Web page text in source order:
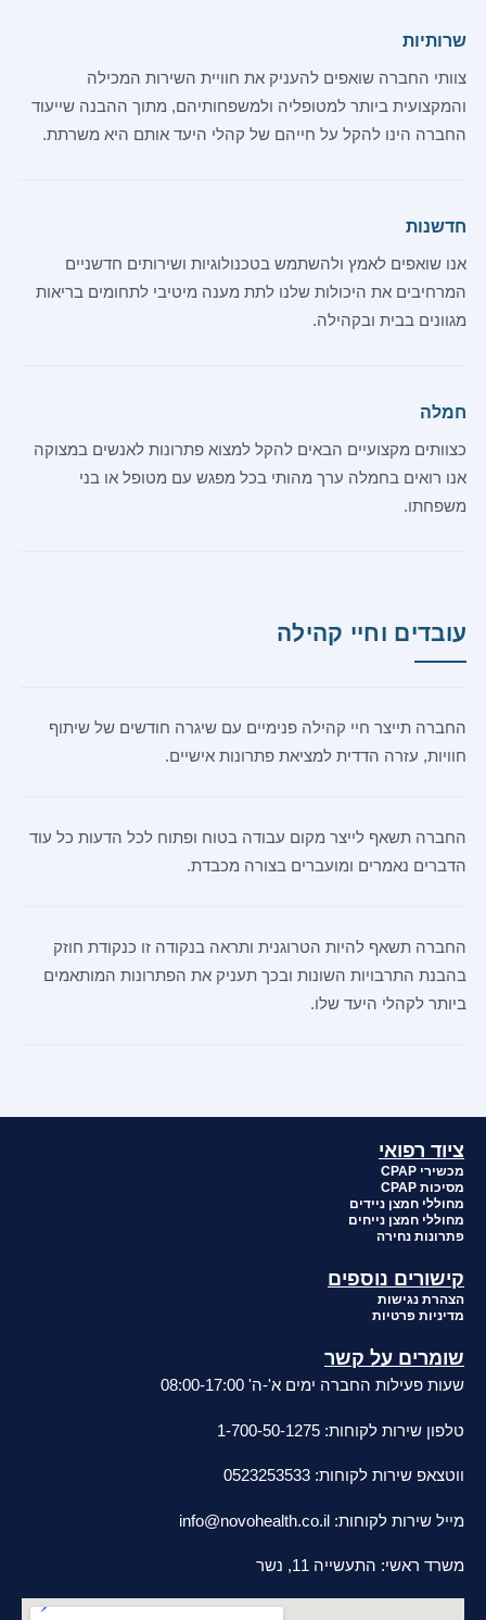
שרותיות
צוותי החברה שואפים להעניק את חוויית השירות המכילה
והמקצועית ביותר למטופליה ולמשפחותיהם, מתוך ההבנה שייעוד
החברה הינו להקל על חייהם של קהלי היעד אותם היא משרתת.
חדשנות
אנו שואפים לאמץ ולהשתמש בטכנולוגיות ושירותים חדשניים
המרחיבים את היכולות שלנו לתת מענה מיטיבי לתחומים בריאות
מגוונים בבית ובקהילה.
חמלה
כצוותים מקצועיים הבאים להקל למצוא פתרונות לאנשים במצוקה
אנו רואים בחמלה ערך מהותי בכל מפגש עם מטופל או בני
משפחתו.
עובדים וחיי קהילה
החברה תייצר חיי קהילה פנימיים עם שיגרה חודשים של שיתוף
חוויות, עזרה הדדית למציאת פתרונות אישיים.
החברה תשאף לייצר מקום עבודה בטוח ופתוח לכל הדעות כל עוד
הדברים נאמרים ומועברים בצורה מכבדת.
החברה תשאף להיות הטרוגנית ותראה בנקודה זו כנקודת חוזק
בהבנת התרבויות השונות ובכך תעניק את הפתרונות המותאמים
ביותר לקהלי היעד שלו.
ציוד רפואי
מכשירי CPAP
מסיכות CPAP
מחוללי חמצן ניידים
מחוללי חמצן נייחים
פתרונות נחירה
קישורים נוספים
הצהרת נגישות
מדיניות פרטיות
שומרים על קשר
שעות פעילות החברה ימים א'-ה' 08:00-17:00
טלפון שירות לקוחות: 1-700-50-1275
ווטצאפ שירות לקוחות: 0523253533
מייל שירות לקוחות: info@novohealth.co.il
משרד ראשי: התעשייה 11, נשר
סניפי מכירות ושירות בפריסה ארצית